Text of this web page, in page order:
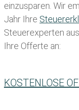
einzusparen. Wir
Jahr Ihre
Steuerexperten
Ihre Offerte an:
KOSTENLOSE